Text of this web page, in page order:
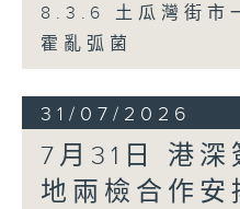
8.3.6 土瓜灣街市
霍亂弧菌
31/07/2026
7月31日 港深
地兩檢合作安